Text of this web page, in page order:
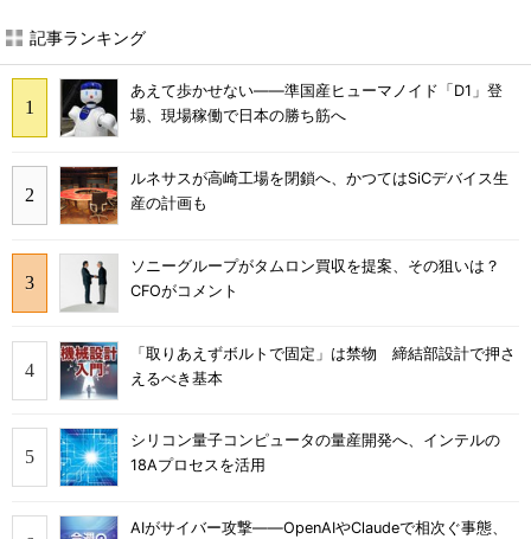
記事ランキング
あえて歩かせない――準国産ヒューマノイド「D1」登
場、現場稼働で日本の勝ち筋へ
ルネサスが高崎工場を閉鎖へ、かつてはSiCデバイス生
産の計画も
ソニーグループがタムロン買収を提案、その狙いは？
CFOがコメント
「取りあえずボルトで固定」は禁物 締結部設計で押さ
えるべき基本
シリコン量子コンピュータの量産開発へ、インテルの
18Aプロセスを活用
AIがサイバー攻撃――OpenAIやClaudeで相次ぐ事態、